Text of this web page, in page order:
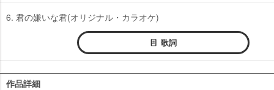
6. 君の嫌いな君(オリジナル・カラオケ)
歌詞
作品詳細